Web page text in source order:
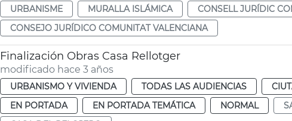
URBANISME
MURALLA ISLÁMICA
CONSELL JURÍDIC
CONSEJO JURÍDICO COMUNITAT VALENCIANA
Finalización Obras Casa Rellotger
modificado hace 3 años
URBANISMO Y VIVIENDA TODAS LAS AUDIENCIAS
EN PORTADA
EN PORTADA TEMÁTICA NORMAL